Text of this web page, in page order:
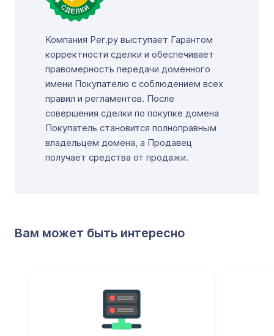
Компания Рег.ру выступает Гарантом
корректности сделки и обеспечивает
правомерность передачи доменного
имени Покупателю с соблюдением всех
правил и регламентов. После
совершения сделки по покупке домена
Покупатель становится полноправным
владельцем домена, а Продавец
получает средства от продажи.
Вам может быть интересно